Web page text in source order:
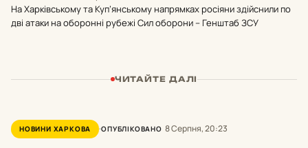
На Харківському та Куп’янському напрямках росіяни здійснили по
дві атаки на оборонні рубежі Сил оборони – Генштаб ЗСУ
ЧИТАЙТЕ ДАЛІ
НОВИНИ ХАРКОВА ОПУБЛІКОВАНО 8 Серпня, 20:23